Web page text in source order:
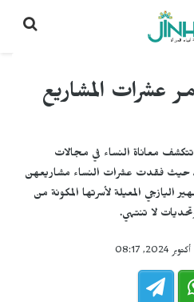
عشرات المشاريع
معاناة النساء في مجالات
حيث فقدت عشرات النساء مشاريعهن
المعيلة لأسرتها المكونة من
لا تنتهي.